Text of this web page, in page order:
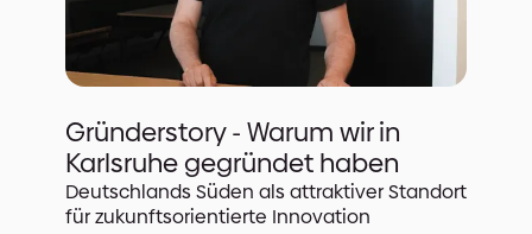
Gründerstory - Warum wir in
Karlsruhe gegründet haben
Deutschlands Süden als attraktiver Standort
für zukunftsorientierte Innovation‍